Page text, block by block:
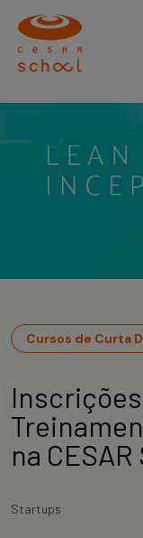
Cursos de Curta
na
Startups